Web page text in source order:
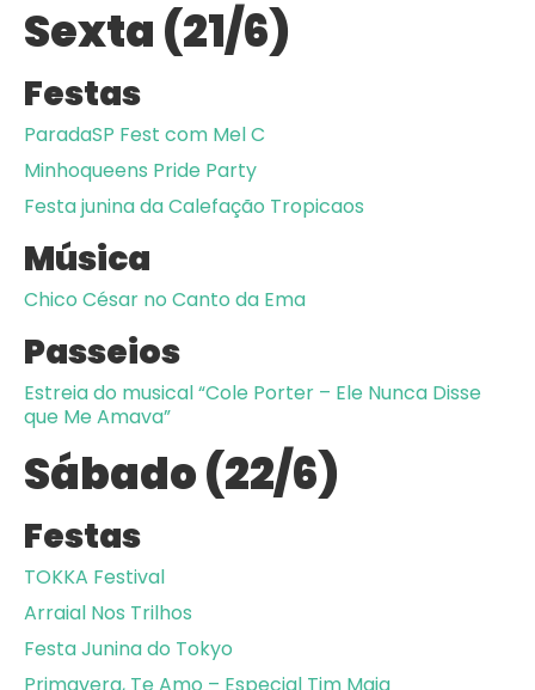
Sexta (21/6)
Festas
ParadaSP Fest com Mel C
Minhoqueens Pride Party
Festa junina da Calefação Tropicaos
Música
Chico César no Canto da Ema
Passeios
Estreia do musical “Cole Porter – Ele Nunca Disse
que Me Amava”
Sábado (22/6)
Festas
TOKKA Festival
Arraial Nos Trilhos
Festa Junina do Tokyo